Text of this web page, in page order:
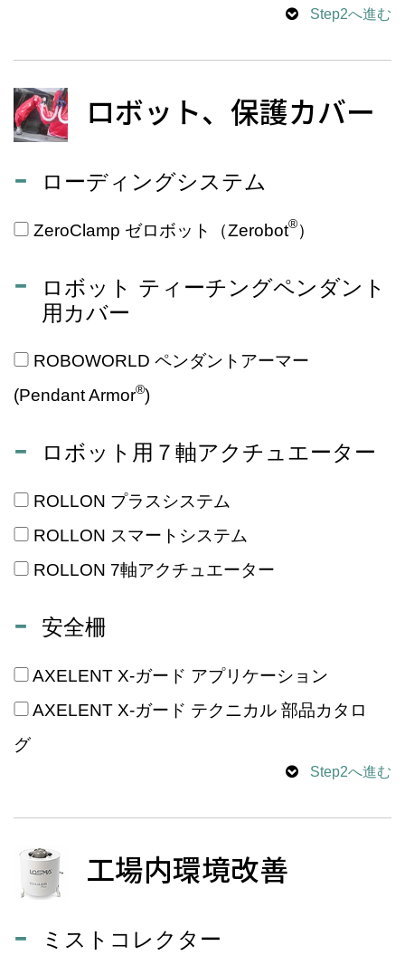
Step2へ進む
ロボット、保護カバー
ローディングシステム
ZeroClamp ゼロボット（Zerobot®）
ロボット ティーチングペンダント
用カバー
ROBOWORLD ペンダントアーマー
(Pendant Armor®)
ロボット用７軸アクチュエーター
ROLLON プラスシステム
ROLLON スマートシステム
ROLLON 7軸アクチュエーター
安全柵
AXELENT X-ガード アプリケーション
AXELENT X-ガード テクニカル 部品カタロ
グ
Step2へ進む
工場内環境改善
ミストコレクター